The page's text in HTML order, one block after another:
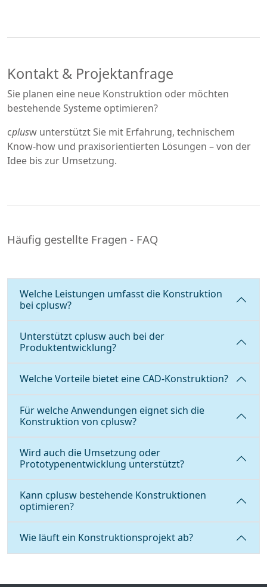
Kontakt & Projektanfrage
Sie planen eine neue Konstruktion oder möchten
bestehende Systeme optimieren?
cplusw unterstützt Sie mit Erfahrung, technischem
Know-how und praxisorientierten Lösungen – von der
Idee bis zur Umsetzung.
Häufig gestellte Fragen - FAQ
Welche Leistungen umfasst die Konstruktion
bei cplusw?
Unterstützt cplusw auch bei der
Produktentwicklung?
Welche Vorteile bietet eine CAD-Konstruktion?
Für welche Anwendungen eignet sich die
Konstruktion von cplusw?
Wird auch die Umsetzung oder
Prototypenentwicklung unterstützt?
Kann cplusw bestehende Konstruktionen
optimieren?
Wie läuft ein Konstruktionsprojekt ab?